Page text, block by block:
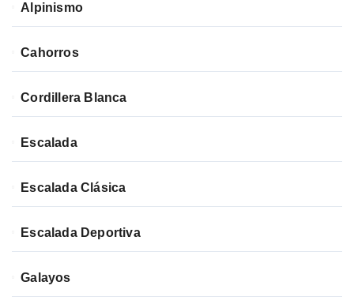
Alpinismo
Cahorros
Cordillera Blanca
Escalada
Escalada Clásica
Escalada Deportiva
Galayos